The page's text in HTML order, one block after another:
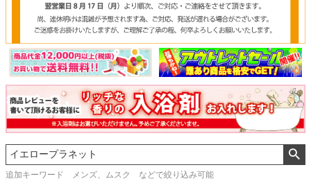
追加キーワード メンズ、ムスク などで絞り込み可能